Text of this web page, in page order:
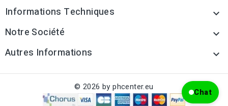
Informations Techniques 
Notre Société 
Autres Informations 
© 2026 by phcenter.eu Chat